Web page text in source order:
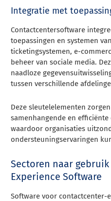
Integratie met
Contactcentersoftware
toepassingen en systemen
ticketingsystemen, e-
beheer van sociale media.
naadloze
tussen verschillende
Deze sleutelelementen
samenhangende en
waardoor organisaties
ondersteuningservaringen
Sectoren naar
Experience Software
Software voor